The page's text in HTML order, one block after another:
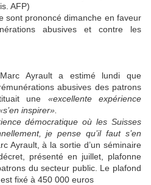
AFP)
sont prononcé dimanche en faveur
abusives et contre les
Ayrault a estimé lundi que
abusives des patrons
une «excellente expérience
inspirer».
démocratique où les Suisses
je pense qu’il faut s’en
Ayrault, à la sortie d’un séminaire
présenté en juillet, plafonne
du secteur public. Le plafond
fixé à 450 000 euros